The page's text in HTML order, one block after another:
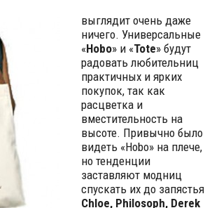
выглядит очень даже
ничего. Универсальные
«Hobo» и «Tote» будут
радовать любительниц
практичных и ярких
покупок, так как
расцветка и
вместительность на
высоте. Привычно было
видеть «Hobo» на плече,
но тенденции
заставляют модниц
спускать их до
Chloe, Philosoph, Derek